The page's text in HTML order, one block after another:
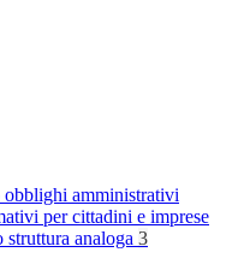
obblighi amministrativi
per cittadini e imprese
analoga 3